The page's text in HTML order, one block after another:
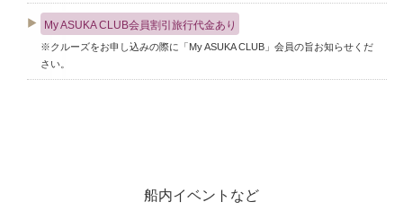
My ASUKA CLUB会員割引旅行代金あり
※クルーズをお申し込みの際に「My ASUKA CLUB」会員の旨お知らせくだ
さい。
船内イベントなど